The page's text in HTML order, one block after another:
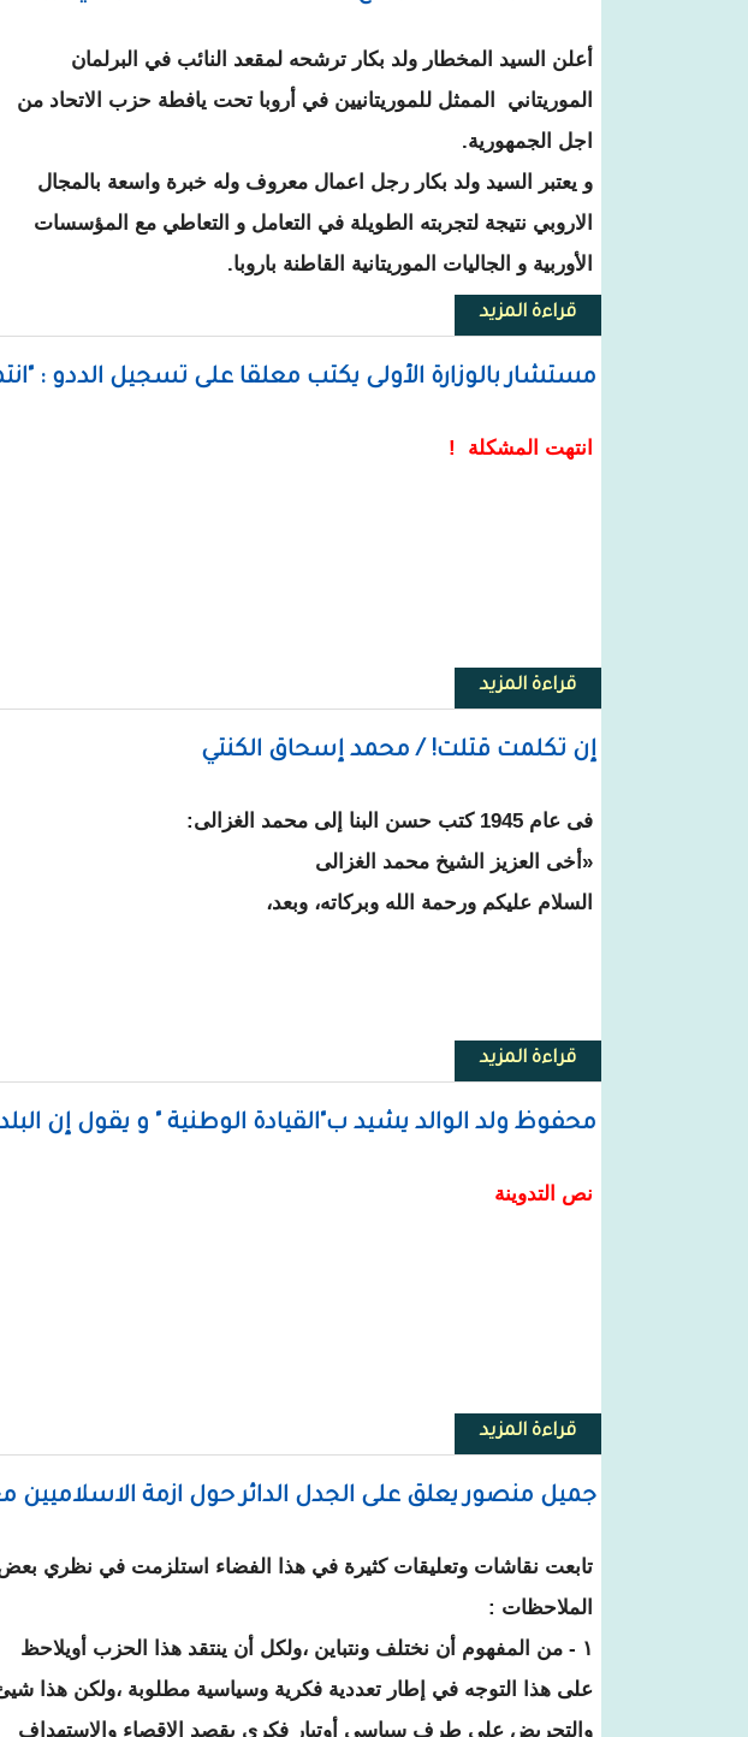
أعلن السيد المخطار ولد بكار ترشحه لمقعد النائب في البرلمان
الموريتاني الممثل للموريتانيين في أروبا تحت يافطة حزب الاتحاد من
اجل الجمهورية.
و يعتبر السيد ولد بكار رجل اعمال معروف وله خبرة واسعة بالمجال
الاروبي نتيجة لتجربته الطويلة في التعامل و التعاطي مع المؤسسات
الأوربية و الجاليات الموريتانية القاطنة باروبا.
قراءة المزيدحول المخطار ولد بكار يترشح لمقعد نائب الموريتانيين في
مستشار بالوزارة الأولى يكتب معلقا على تسجيل الددو :
انتهت المشكلة !
قراءة المزيدحول مستشار بالوزارة الأولى يكتب معلقا على تسجيل الددو
إن تكلمت قتلت! / محمد إسحاق الكنتي
فى عام 1945 كتب حسن البنا إلى محمد الغزالى:
«أخى العزيز الشيخ محمد الغزالى
السلام عليكم ورحمة الله وبركاته، وبعد،
قراءة المزيدحول إن تكلمت قتلت! / محمد إسحاق الكنتي
محفوظ ولد الوالد يشيد ب"القيادة الوطنية " و يقول إن
نص التدوينة
قراءة المزيدحول محفوظ ولد الوالد يشيد ب"القيادة الوطنية " و يقول إن
جميل منصور يعلق على الجدل الدائر حول ازمة الاسلاميين
تابعت نقاشات وتعليقات كثيرة في هذا الفضاء استلزمت في نظري
الملاحظات :
١ - من المفهوم أن نختلف ونتباين ،ولكل أن ينتقد هذا الحزب أويلاحظ
على هذا التوجه في إطار تعددية فكرية وسياسية مطلوبة ،ولكن هذا
والتحريض على طرف سياسي أوتيار فكري بقصد الاقصاء والاستهداف